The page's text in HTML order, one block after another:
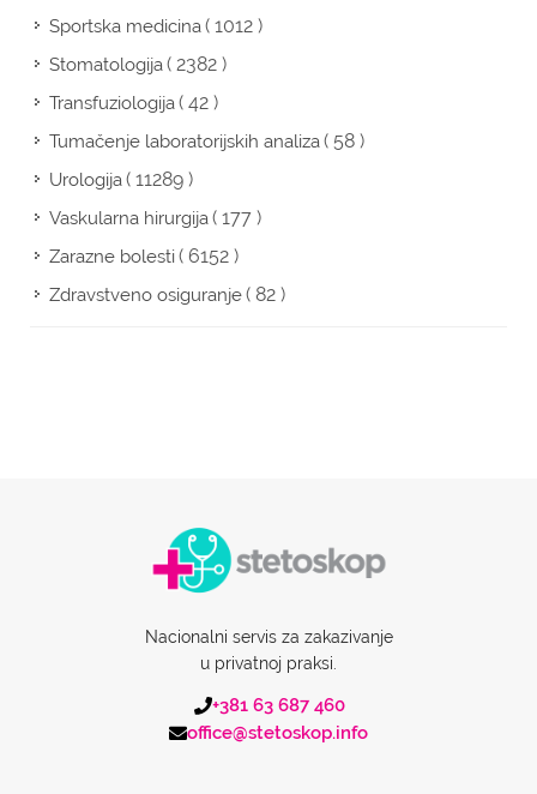
Sportska medicina( 1012 )
Stomatologija( 2382 )
Transfuziologija( 42 )
Tumačenje laboratorijskih analiza( 58 )
Urologija( 11289 )
Vaskularna hirurgija( 177 )
Zarazne bolesti( 6152 )
Zdravstveno osiguranje( 82 )
Nacionalni servis za zakazivanje
u privatnoj praksi.
+381 63 687 460
office@stetoskop.info